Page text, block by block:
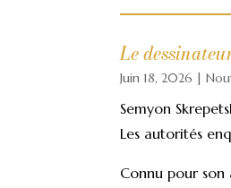
Le
Juin 18, 2026 |
Semyon
Les autorités
Connu pour son